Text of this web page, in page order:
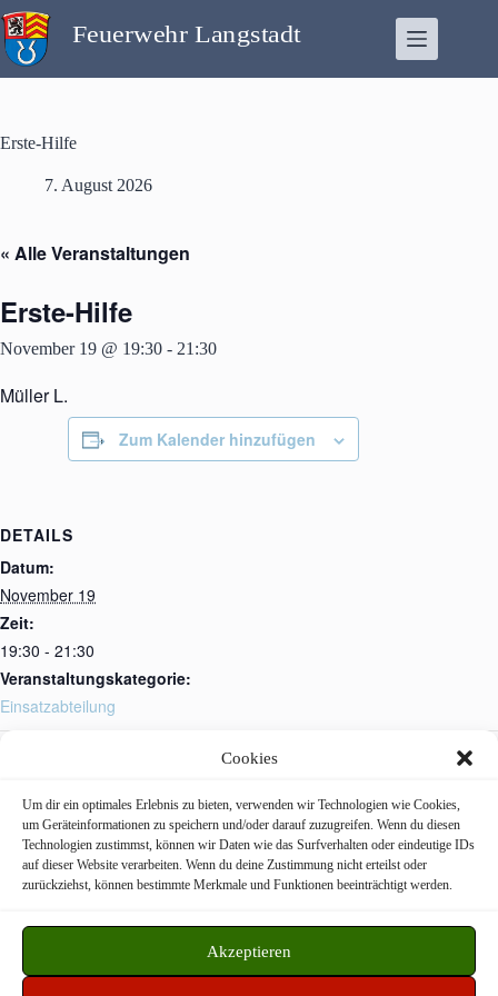
Cookies
Um dir ein optimales Erlebnis zu bieten, verwenden wir Technologien wie Cookies,
um Geräteinformationen zu speichern und/oder darauf zuzugreifen. Wenn du diesen
Technologien zustimmst, können wir Daten wie das Surfverhalten oder eindeutige IDs
auf dieser Website verarbeiten. Wenn du deine Zustimmung nicht erteilst oder
zurückziehst, können bestimmte Merkmale und Funktionen beeinträchtigt werden.
Akzeptieren
Zum
Inhalt
springen
Erste-Hilfe
7. August 2026
« Alle Veranstaltungen
Erste-Hilfe
November 19 @ 19:30 - 21:30
Müller L.
Zum Kalender hinzufügen
DETAILS
Datum:
November 19
Zeit:
19:30 - 21:30
Veranstaltungskategorie:
Einsatzabteilung
FwDV 3 / Stationsausbildung
Freiwillige Feuerwehr Langstadt © 2026
WordPress Theme byCreativeThemes